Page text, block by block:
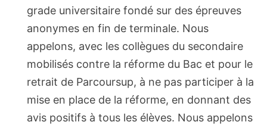
grade universitaire fondé sur des épreuves
anonymes en fin de terminale. Nous
appelons, avec les collègues du secondaire
mobilisés contre la réforme du Bac et pour le
retrait de Parcoursup, à ne pas participer à la
mise en place de la réforme, en donnant des
avis positifs à tous les élèves. Nous appelons